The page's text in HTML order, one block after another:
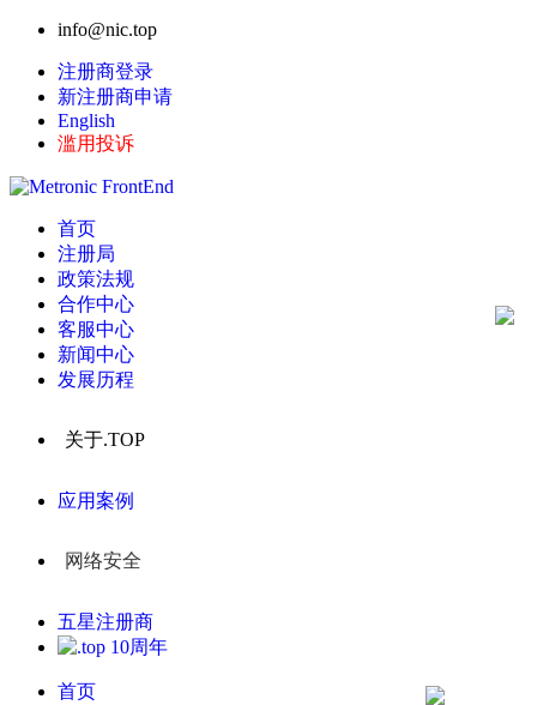
info@nic.top
注册商登录
新注册商申请
English
滥用投诉
首页
注册局
政策法规
合作中心
客服中心
新闻中心
发展历程
关于.TOP
应用案例
网络安全
五星注册商
首页